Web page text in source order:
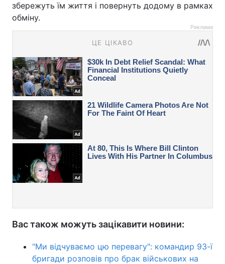
збережуть їм життя і повернуть додому в рамках
обміну.
Реклама
Вас також можуть зацікавити новини:
"Ми відчуваємо цю перевагу": командир 93-ї
бригади розповів про брак військових на